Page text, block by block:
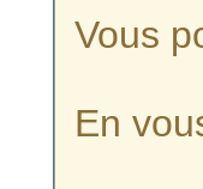
Vous
En